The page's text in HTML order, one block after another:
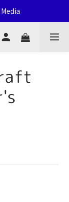
and Retail
A59號舖